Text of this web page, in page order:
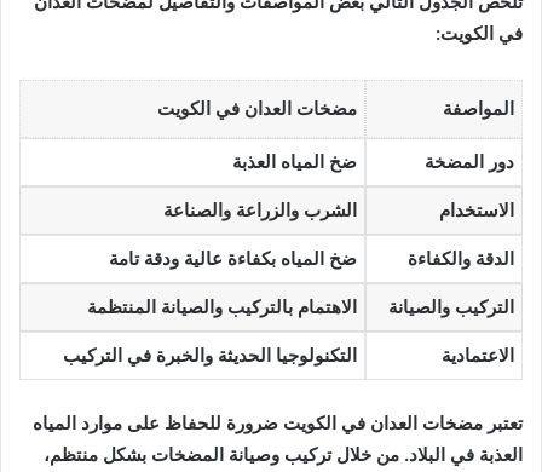
في الكويت:
المواصفة مضخات العدان في الكويت
دور المضخة ضخ المياه العذبة
الاستخدام الشرب والزراعة والصناعة
الدقة والكفاءة ضخ المياه بكفاءة عالية ودقة تامة
التركيب والصيانة الاهتمام بالتركيب والصيانة المنتظمة
الاعتمادية التكنولوجيا الحديثة والخبرة في التركيب
تعتبر مضخات العدان في الكويت ضرورة للحفاظ على موارد المياه
العذبة في البلاد. من خلال تركيب وصيانة المضخات بشكل منتظم،